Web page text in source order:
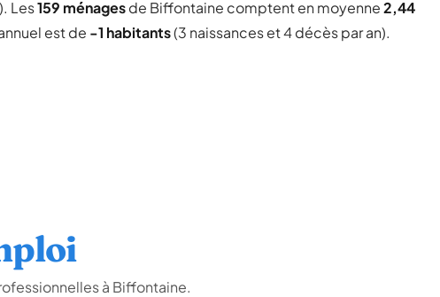
Les159 ménagesde Biffontaine comptent en moyenne2,44
est de -1 habitants(3 naissances et 4 décès par an).
à Biffontaine.